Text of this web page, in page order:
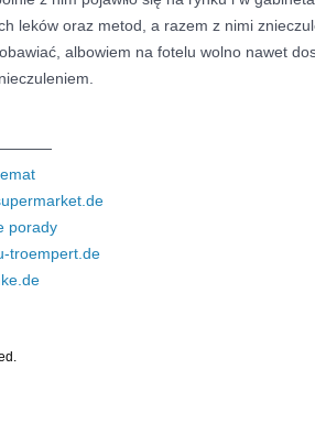
leków oraz metod, a razem z nimi
albowiem na fotelu wolno nawet
porady
troempert.de